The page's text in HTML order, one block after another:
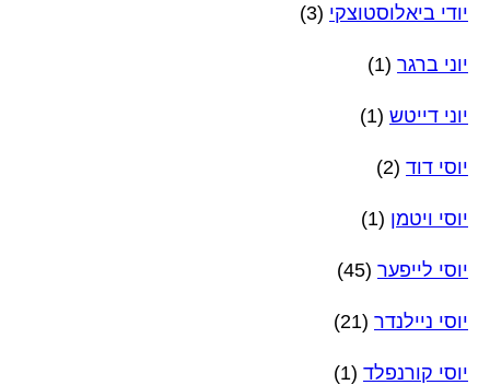
יודי ביאלוסטוצקי (3)
יוני ברגר (1)
יוני דייטש (1)
יוסי דוד (2)
יוסי ויטמן (1)
יוסי לייפער (45)
יוסי ניילנדר (21)
יוסי קורנפלד (1)